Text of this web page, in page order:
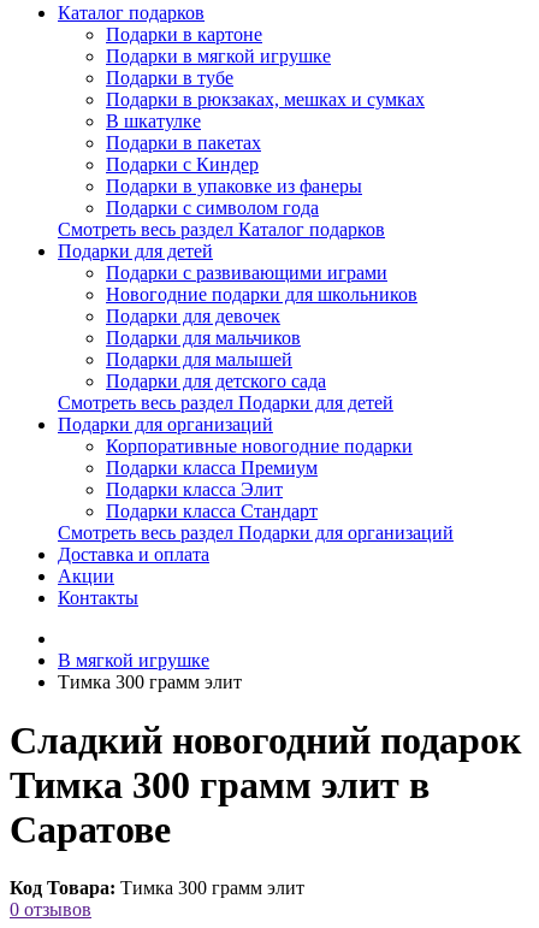
Каталог подарков
Подарки в картоне
Подарки в мягкой игрушке
Подарки в тубе
Подарки в рюкзаках, мешках и сумках
В шкатулке
Подарки в пакетах
Подарки с Киндер
Подарки в упаковке из фанеры
Подарки с символом года
Смотреть весь раздел Каталог подарков
Подарки для детей
Подарки с развивающими играми
Новогодние подарки для школьников
Подарки для девочек
Подарки для мальчиков
Подарки для малышей
Подарки для детского сада
Смотреть весь раздел Подарки для детей
Подарки для организаций
Корпоративные новогодние подарки
Подарки класса Премиум
Подарки класса Элит
Подарки класса Стандарт
Смотреть весь раздел Подарки для организаций
Доставка и оплата
Акции
Контакты
В мягкой игрушке
Тимка 300 грамм элит
Сладкий новогодний подарок
Тимка 300 грамм элит в
Саратове
Код Товара: Тимка 300 грамм элит
0 отзывов